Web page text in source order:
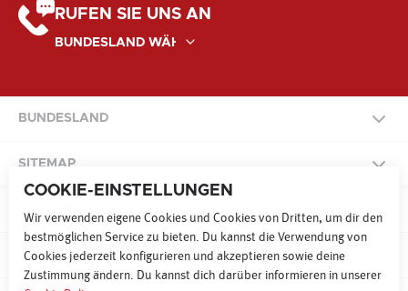
COOKIE-EINSTELLUNGEN
Wir verwenden eigene Cookies und Cookies von Dritten, um dir den
bestmöglichen Service zu bieten. Du kannst die Verwendung von
Cookies jederzeit konfigurieren und akzeptieren sowie deine
Zustimmung ändern. Du kannst dich darüber informieren in unserer
RUFEN SIE UNS AN
BUNDESLAND
NATIONAL
KÄRNTEN
SITEMAP
SITEMAP
RADIO FERNSEHEN ONLINE
COOKIE PRÄFERENZEN